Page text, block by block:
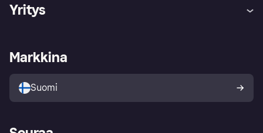
Kirjaudu sisään
Tutustu kauppoihin
Ostajan turva
Yritys
Kirjaudu sisään yrityksenä
Markkina
Suomi